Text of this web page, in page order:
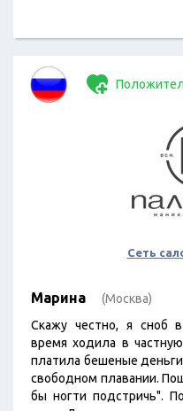
Сеть
Марина (Москва)
Скажу честно, я сноб
время ходила в
платила бешеные
свободном плавании.
бы ногти подстричь".